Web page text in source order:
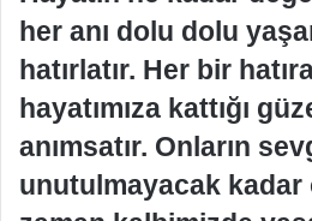
her anı dolu dolu
hatırlatır. Her bir
hayatımıza kattığı
anımsatır. Onların
unutulmayacak kadar